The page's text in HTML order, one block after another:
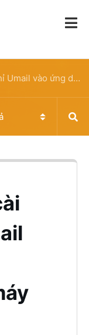
Outlook trên máy MAC